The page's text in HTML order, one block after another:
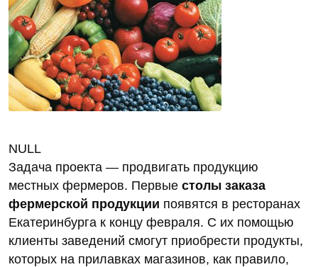
NULL
Задача проекта — продвигать продукцию
местных фермеров. Первые столы заказа
фермерской продукции появятся в ресторанах
Екатеринбурга к концу февраля. С их помощью
клиенты заведений смогут приобрести продукты,
которых на прилавках магазинов, как правило,